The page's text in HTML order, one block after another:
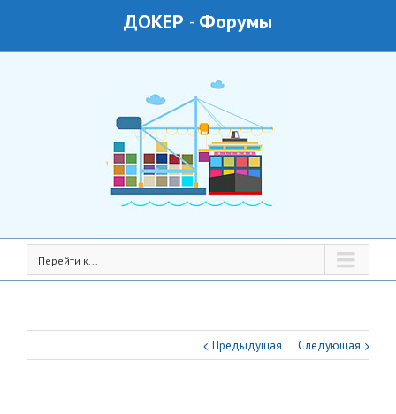
ДОКЕР - Форумы
Перейти к...
Предыдущая Следующая